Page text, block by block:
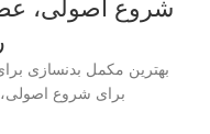
شروع اصولی،
بهترین مکمل بدنسازی
برای شروع